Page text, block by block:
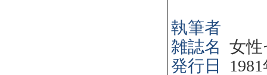
執筆者
雑誌名 女
発行日
1981